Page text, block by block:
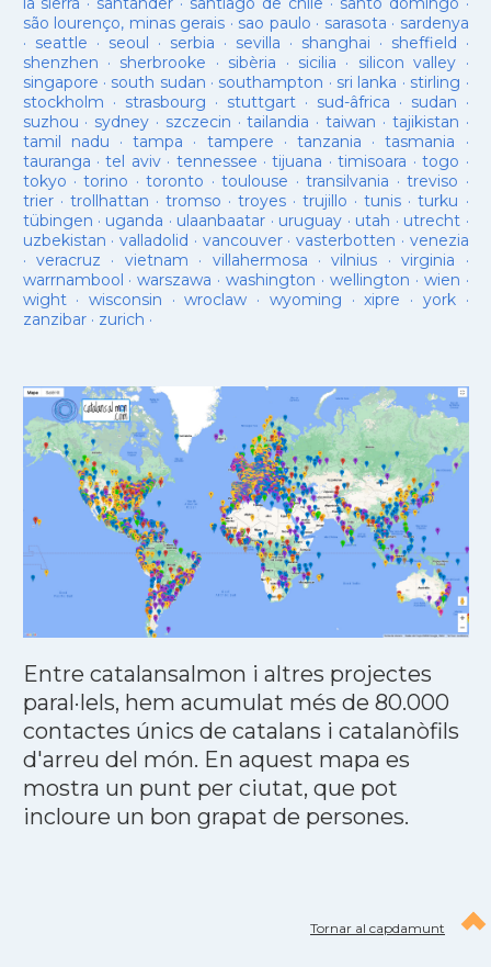
são lourenço, minas gerais · sao paulo · sarasota · sardenya
· seattle · seoul · serbia · sevilla · shanghai · sheffield ·
shenzhen · sherbrooke · sibèria · sicilia · silicon valley ·
singapore · south sudan · southampton · sri lanka · stirling ·
stockholm · strasbourg · stuttgart· sud-âfrica · sudan ·
suzhou · sydney · szczecin ·tailandia ·taiwan · tajikistan ·
tamil nadu ·tampa · tampere · tanzania ·tasmania ·
tauranga ·tel aviv· tennessee ·tijuana ·timisoara ·togo ·
tokyo ·torino ·toronto ·toulouse ·transilvania ·treviso ·
trier· trollhattan · tromso · troyes·trujillo ·tunis ·turku ·
tübingen · uganda · ulaanbaatar · uruguay · utah · utrecht ·
uzbekistan · valladolid · vancouver· vasterbotten · venezia
· veracruz · vietnam · villahermosa ·vilnius ·virginia ·
warrnambool ·warszawa ·washington · wellington · wien ·
wight· wisconsin ·wroclaw · wyoming ·xipre · york·
zanzibar· zurich ·
Entre catalansalmon i altres projectes
paral·lels, hem acumulat més de 80.000
contactes únics de catalans i catalanòfils
d'arreu del món. En aquest mapa es
mostra un punt per ciutat, que pot
incloure un bon grapat de persones.
Tornar al capdamunt